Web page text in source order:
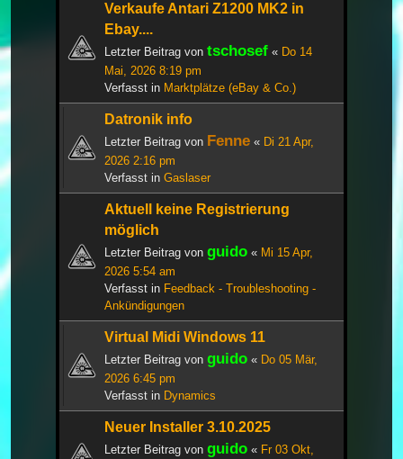
Verkaufe Antari Z1200 MK2 in
Ebay....
Letzter Beitrag von tschosef « Do 14
Mai, 2026 8:19 pm
Verfasst in Marktplätze (eBay & Co.)
Datronik info
Letzter Beitrag von Fenne « Di 21 Apr,
2026 2:16 pm
Verfasst in Gaslaser
Aktuell keine Registrierung
möglich
Letzter Beitrag von guido « Mi 15 Apr,
2026 5:54 am
Verfasst in Feedback - Troubleshooting -
Ankündigungen
Virtual Midi Windows 11
Letzter Beitrag von guido « Do 05 Mär,
2026 6:45 pm
Verfasst in Dynamics
Neuer Installer 3.10.2025
Letzter Beitrag von guido « Fr 03 Okt,